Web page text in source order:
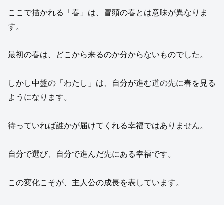
ここで描かれる「春」は、冒頭の春とは意味が異なりま
す。
最初の春は、どこから来るのか分からないものでした。
しかし中盤の「わたし」は、自分が進む道の先に春を見る
ようになります。
待っていれば誰かが届けてくれる幸福ではありません。
自分で選び、自分で進んだ先にある幸福です。
この変化こそが、主人公の成長を表しています。